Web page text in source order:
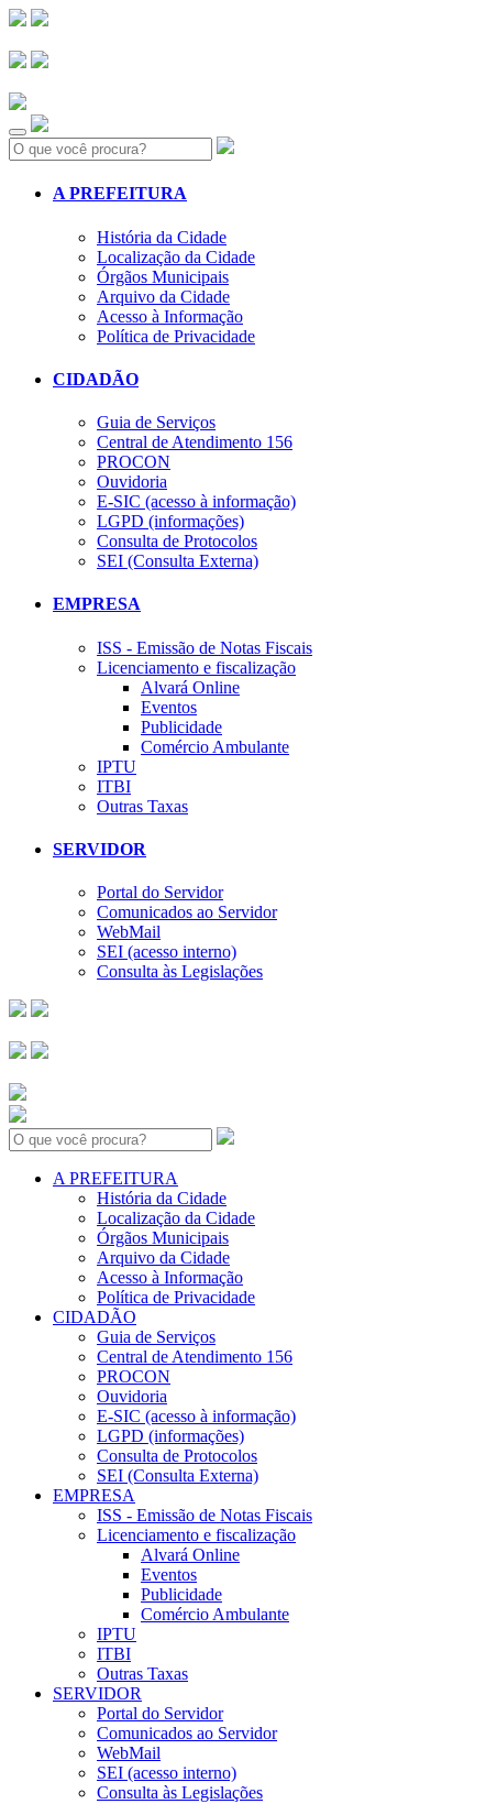
Search:
A PREFEITURA
História da Cidade
Localização da Cidade
Órgãos Municipais
Arquivo da Cidade
Acesso à Informação
Política de Privacidade
CIDADÃO
Guia de Serviços
Central de Atendimento 156
PROCON
Ouvidoria
E-SIC (acesso à informação)
LGPD (informações)
Consulta de Protocolos
SEI (Consulta Externa)
EMPRESA
ISS - Emissão de Notas Fiscais
Licenciamento e fiscalização
Alvará Online
Eventos
Publicidade
Comércio Ambulante
IPTU
ITBI
Outras Taxas
SERVIDOR
Portal do Servidor
Comunicados ao Servidor
WebMail
SEI (acesso interno)
Consulta às Legislações
Search:
A PREFEITURA
História da Cidade
Localização da Cidade
Órgãos Municipais
Arquivo da Cidade
Acesso à Informação
Política de Privacidade
CIDADÃO
Guia de Serviços
Central de Atendimento 156
PROCON
Ouvidoria
E-SIC (acesso à informação)
LGPD (informações)
Consulta de Protocolos
SEI (Consulta Externa)
EMPRESA
ISS - Emissão de Notas Fiscais
Licenciamento e fiscalização
Alvará Online
Eventos
Publicidade
Comércio Ambulante
IPTU
ITBI
Outras Taxas
SERVIDOR
Portal do Servidor
Comunicados ao Servidor
WebMail
SEI (acesso interno)
Consulta às Legislações